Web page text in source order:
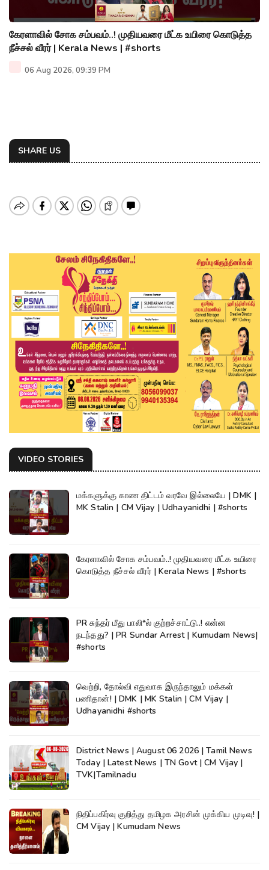
கேரளாவில் சோக சம்பவம்..! முதியவரை மீட்க உயிரை கொடுத்த
நீச்சல் வீரர் | Kerala News | #shorts
06 Aug 2026, 09:39 PM
SHARE US
VIDEO STORIES
மக்களுக்கு காண திட்டம் வரவே இல்லையே | DMK |
MK Stalin | CM Vijay | Udhayanidhi | #shorts
கேரளாவில் சோக சம்பவம்..! முதியவரை மீட்க உயிரை
கொடுத்த நீச்சல் வீரர் | Kerala News | #shorts
PR சுந்தர் மீது பாலி*ல் குற்றச்சாட்டு..! என்ன
நடந்தது? | PR Sundar Arrest | Kumudam News|
#shorts
வெற்றி, தோல்வி எதுவாக இருந்தாலும் மக்கள்
பணிதான்! | DMK | MK Stalin | CM Vijay |
Udhayanidhi #shorts
District News | August 06 2026 | Tamil News
Today | Latest News | TN Govt | CM Vijay |
TVK|Tamilnadu
நிதிப்பகிர்வு குறித்து தமிழக அரசின் முக்கிய முடிவு! |
CM Vijay | Kumudam News